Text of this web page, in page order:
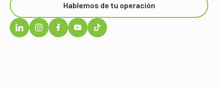
Hablemos de tu operación